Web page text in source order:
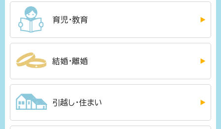
育児・教育
結婚・離婚
引越し・住まい